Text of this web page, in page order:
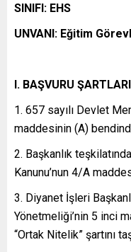
SINIFI: EHS
UNVANI: Eğitim
I. BAŞVURU ŞARTLARI
1. 657 sayılı Devlet
maddesinin (A)
2. Başkanlık
Kanunu’nun 4/A
3. Diyanet İşleri
Yönetmeliği’nin 5 inci
“Ortak Nitelik” şartını